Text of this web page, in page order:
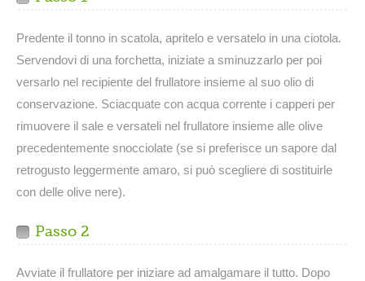
Predente il tonno in scatola, apritelo e versatelo in una ciotola.
Servendovi di una forchetta, iniziate a sminuzzarlo per poi
versarlo nel recipiente del frullatore insieme al suo olio di
conservazione. Sciacquate con acqua corrente i capperi per
rimuovere il sale e versateli nel frullatore insieme alle olive
precedentemente snocciolate (se si preferisce un sapore dal
retrogusto leggermente amaro, si può scegliere di sostituirle
con delle olive nere).
Passo 2
Avviate il frullatore per iniziare ad amalgamare il tutto. Dopo